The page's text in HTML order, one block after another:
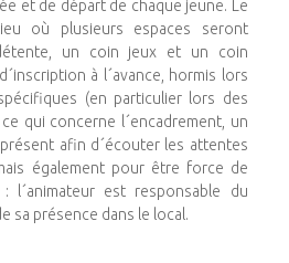
et de départ de chaque jeune. Le
où plusieurs espaces seront
un coin jeux et un coin
à l´avance, hormis lors
(en particulier lors des
qui concerne l´encadrement, un
afin d´écouter les attentes
également pour être force de
l´animateur est responsable du
sa présence dans le local.